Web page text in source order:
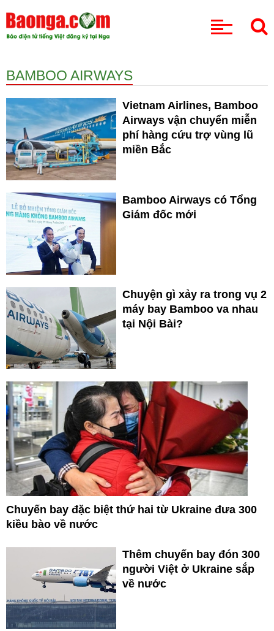
BAMBOO AIRWAYS
Vietnam Airlines, Bamboo
Airways vận chuyển miễn
phí hàng cứu trợ vùng lũ
miền Bắc
Bamboo Airways có Tổng
Giám đốc mới
Chuyện gì xảy ra trong vụ 2
máy bay Bamboo va nhau
tại Nội Bài?
Chuyến bay đặc biệt thứ hai từ Ukraine đưa 300
kiều bào về nước
Thêm chuyến bay đón 300
người Việt ở Ukraine sắp
về nước